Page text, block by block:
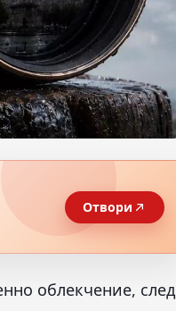
Отвори
облекчение, след